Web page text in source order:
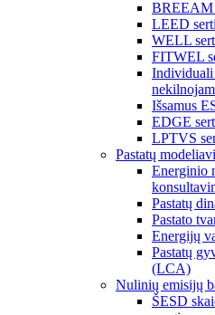
BREEAM
LEED
WELL
FITWEL
Individuali
Išsamus
EDGE
LPTVS
Pastatų
Energinio
Pastatų
Pastato
Energijų
Pastatų
(LCA)
Nulinių emisijų
ŠESD